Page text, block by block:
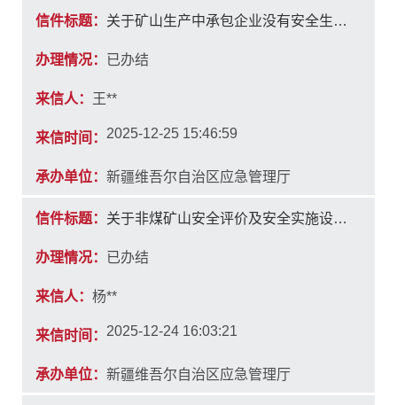
信件标题： 关于矿山生产中承包企业没有安全生产许可能不能进行生产
办理情况： 已办结
来信人： 王**
来信时间： 2025-12-25 15:46:59
承办单位： 新疆维吾尔自治区应急管理厅
信件标题： 关于非煤矿山安全评价及安全实施设计单位的资质要求
办理情况： 已办结
来信人： 杨**
来信时间： 2025-12-24 16:03:21
承办单位： 新疆维吾尔自治区应急管理厅